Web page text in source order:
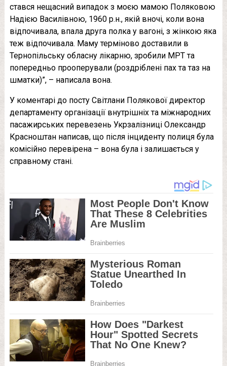
стався нещасний випадок з моєю мамою Поляковою
Надією Василівною, 1960 р.н., якій вночі, коли вона
відпочивала, впала друга полка у вагоні, з жінкою яка
теж відпочивала. Маму терміново доставили в
Тернопільську обласну лікарню, зробили МРТ та
попередньо прооперували (роздріблені пах та таз на
шматки)”, – написала вона.
У коментарі до посту Світлани Полякової директор
департаменту організації внутрішніх та міжнародних
пасажирських перевезень Укрзалізниці Олександр
Красноштан написав, що після інциденту полиця була
комісійно перевірена – вона була і залишається у
справному стані.